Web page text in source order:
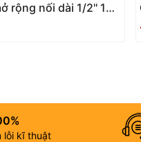
rộng nối dài 1/2'' 10
VE0415
lỗi kĩ thuật